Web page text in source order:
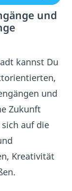
und
kannst Du
und
Zukunft
auf die
Kreativität